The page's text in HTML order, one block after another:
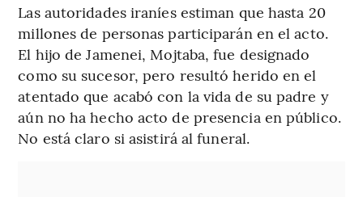
Las autoridades iraníes estiman que hasta 20
millones de personas participarán en el acto.
El hijo de Jamenei, Mojtaba, fue designado
como su sucesor, pero resultó herido en el
atentado que acabó con la vida de su padre y
aún no ha hecho acto de presencia en público.
No está claro si asistirá al funeral.